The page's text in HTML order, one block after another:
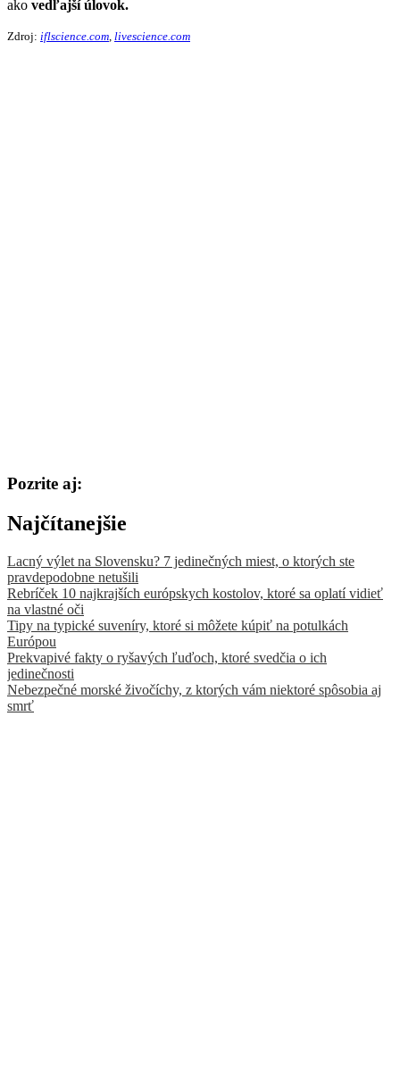
ako vedľajší úlovok.
Zdroj: iflscience.com livescience.com
Pozrite aj:
Najčítanejšie
Lacný výlet na Slovensku? 7 jedinečných miest, o ktorých ste
pravdepodobne netušili
Rebríček 10 najkrajších európskych kostolov, ktoré sa oplatí vidieť
na vlastné oči
Tipy na typické suveníry, ktoré si môžete kúpiť na potulkách
Európou
Prekvapivé fakty o ryšavých ľuďoch, ktoré svedčia o ich
jedinečnosti
Nebezpečné morské živočíchy, z ktorých vám niektoré spôsobia aj
smrť